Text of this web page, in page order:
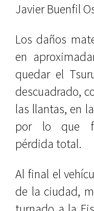
Javier Buenfil
Los daños
en
quedar el
descuadrado,
las llantas, en
por lo que
pérdida total.
Al final el
de la ciudad,